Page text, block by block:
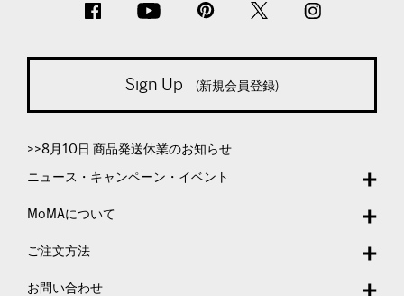
Sign Up (新規会員登録)
>>8月10日 商品発送休業のお知らせ
ニュース・キャンペーン・イベント
MoMAについて
ご注文方法
お問い合わせ